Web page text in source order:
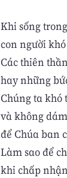
Khi sống
con người
Các thiên
hay những
Chúng ta
và không
để Chúa ban
Làm sao để
khi chấp